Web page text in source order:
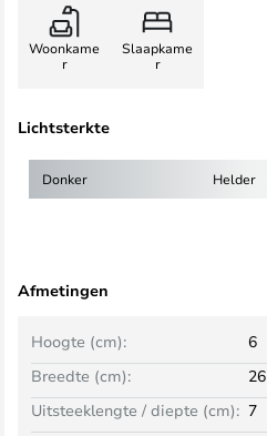
Woonkame
r
Slaapkame
r
Lichtsterkte
Donker Helder
Afmetingen
Breedte (cm): 26
Hoogte (cm): 6
Uitsteeklengte / diepte (cm): 7